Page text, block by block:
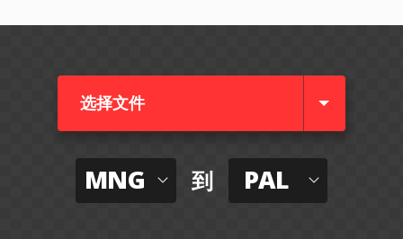
选择文件
MNG 到 PAL